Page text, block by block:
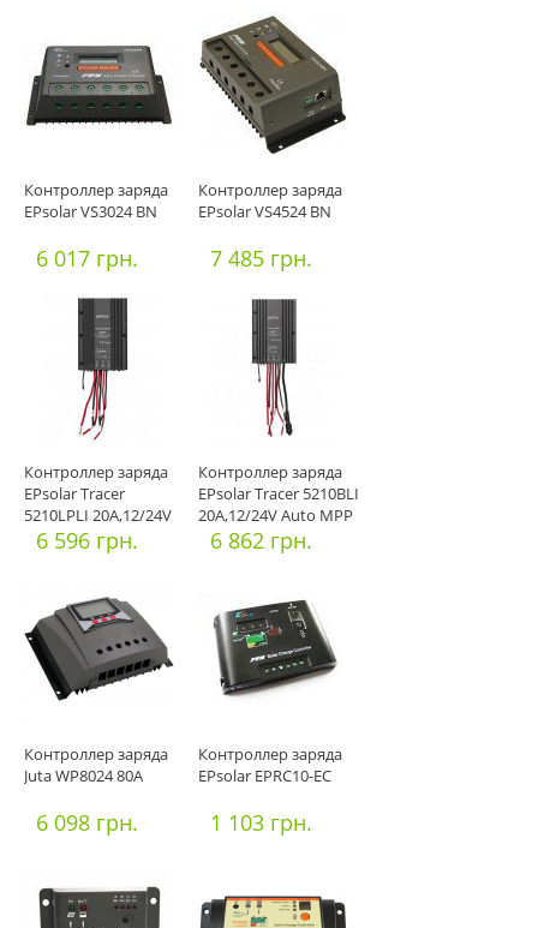
Контроллер заряда
EPsolar VS3024 BN
6 017 грн.
Контроллер заряда
EPsolar VS4524 BN
7 485 грн.
Контроллер заряда
EPsolar Tracer
5210LPLI 20A,12/24V
MPPT (О
6 596 грн.
Контроллер заряда
EPsolar Tracer 5210BLI
20A,12/24V Auto MPP
6 862 грн.
Контроллер заряда
Juta WP8024 80А
6 098 грн.
Контроллер заряда
EPsolar EPRC10-EC
1 103 грн.